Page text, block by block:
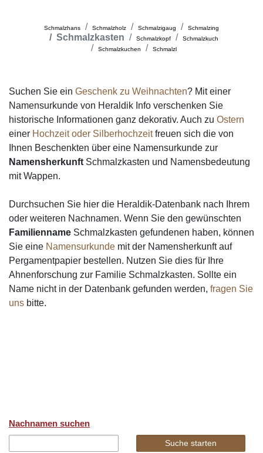
Schmalzhans Schmalzholz Schmalzigaug Schmalzing
Schmalzkasten Schmalzkopf
Schmalzkuch
Schmalzkuchen
Schmalzl
Suchen Sie ein Geschenk zu Weihnachten? Mit einer
Namensurkunde von Heraldik Info verschenken Sie
historische Informationen ganz dekorativ. Auch zu Ostern
einer Hochzeit oder Silberhochzeitfreuen sich die von
Ihnen Beschenkten über eine Namensurkunde zur
Namensherkunft Schmalzkasten und Namensbedeutung
mit Wappen.
Durchsuchen Sie hier die Heraldik-Datenbank nach Ihrem
oder weiteren Nachnamen. Wenn Sie den gewünschten
Familienname Schmalzkasten gefundenen haben, können
Sie eine Namensurkunde mit der Namensherkunft auf
Pergamentpapier bestellen. Nutzen Sie dies für Ihre
Ahnenforschung zur Familie Schmalzkasten. Sollte ein
Name nicht in der Datenbank gefunden werden, fragen Sie
uns bitte.
Nachnamen suchen